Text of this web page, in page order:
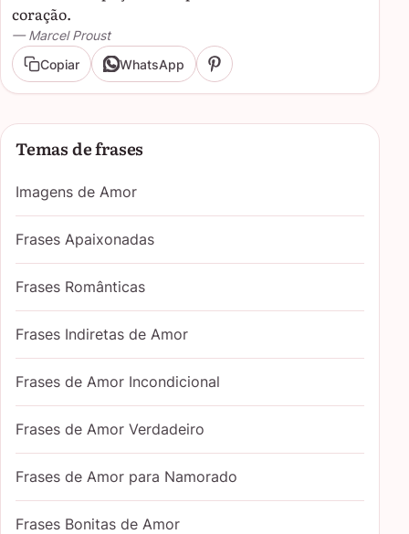
coração.
— Marcel Proust
Copiar
WhatsApp
Temas de frases
Imagens de Amor
Frases Apaixonadas
Frases Românticas
Frases Indiretas de Amor
Frases de Amor Incondicional
Frases de Amor Verdadeiro
Frases de Amor para Namorado
Frases Bonitas de Amor